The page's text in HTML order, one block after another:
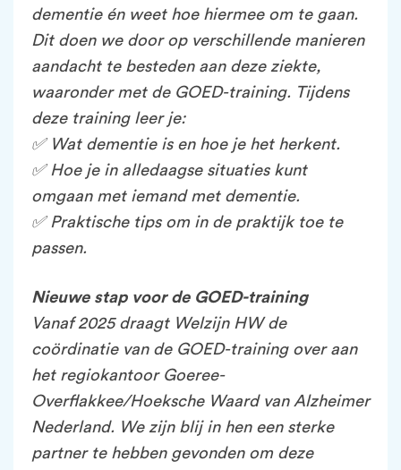
dementie én weet hoe hiermee om te gaan.
Dit doen we door op verschillende manieren
aandacht te besteden aan deze ziekte,
waaronder met de GOED-training. Tijdens
deze training leer je:
✅Wat dementie is en hoe je het herkent.
✅Hoe je in alledaagse situaties kunt
omgaan met iemand met dementie.
✅Praktische tips om in de praktijk toe te
passen.
Nieuwe stap voor de GOED-training
Vanaf 2025 draagt Welzijn HW de
coördinatie van de GOED-training over aan
het regiokantoor Goeree-
Overflakkee/Hoeksche Waard van Alzheimer
Nederland. We zijn blij in hen een sterke
partner te hebben gevonden om deze